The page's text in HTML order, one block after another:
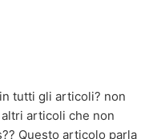
tutti gli articoli? non
articoli che non
Questo articolo parla